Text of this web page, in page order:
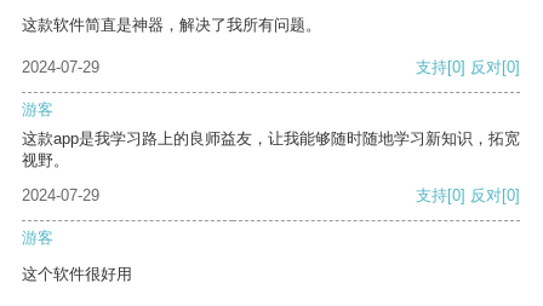
这款软件简直是神器，解决了我所有问题。
2024-07-29 支持[0] 反对[0]
游客
这款app是我学习路上的良师益友，让我能够随时随地学习新知识，拓宽
视野。
2024-07-29
支持[0] 反对[0]
游客
这个软件很好用